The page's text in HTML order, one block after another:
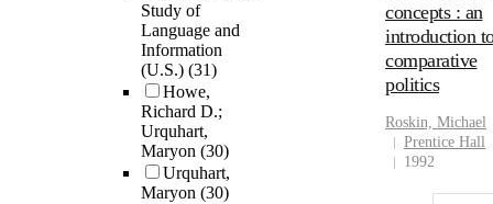
Study of
Language and
Information
(U.S.) (31)
Howe,
Richard D.;
Urquhart,
Maryon (30)
Urquhart,
Maryon (30)
concepts : an
introduction
comparative
politics
Roskin, Michael
Prentice Hall
1992